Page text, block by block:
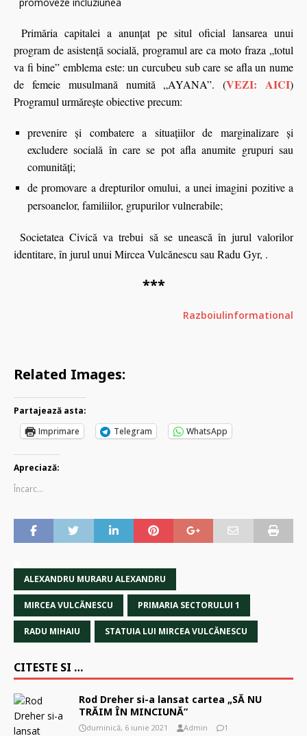
Primăria capitalei a anunţat pe situl oficial lansarea unui
program de asistenţă socială, programul are ca moto fraza „totul
va fi bine” emblema este: un curcubeu sub care se afla un nume
de femeie musulmană numită „AYANA”. (VEZI: AICI)
Programul urmăreşte obiective precum:
prevenire și combatere a situațiilor de marginalizare și
excludere socială în care se pot afla anumite grupuri sau
comunități;
de promovare a drepturilor omului, a unei imagini pozitive a
persoanelor, familiilor, grupurilor vulnerabile;
Societatea Civică va trebui să se unească în jurul valorilor
identitare, în jurul unui Mircea Vulcănescu sau Radu Gyr, .
***
Razboiulinformational
Related Images:
Partajează asta:
Imprimare
Telegram WhatsApp
Apreciază:
Încarc...
ALEXANDRU MURARU ALEXANDRU
MIRCEA VULCĂNESCU PRIMARIA SECTORULUI 1
RADU MIHAIU STATUIA LUI MIRCEA VULCĂNESCU
CITESTE SI …
Rod Dreher si-a lansat cartea „SĂ NU
TRĂIM ÎN MINCIUNĂ”
duminică, 6 iunie 2021 Admin 1